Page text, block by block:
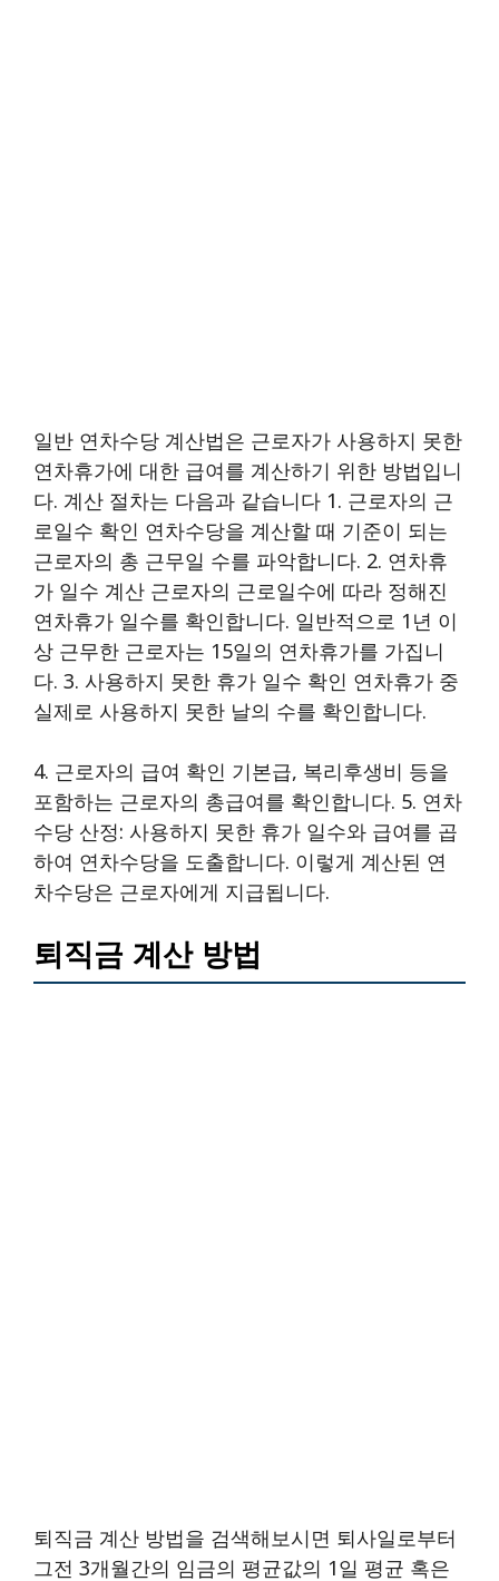
일반 연차수당 계산법은 근로자가 사용하지 못한
연차휴가에 대한 급여를 계산하기 위한 방법입니
다. 계산 절차는 다음과 같습니다 1. 근로자의 근
로일수 확인 연차수당을 계산할 때 기준이 되는
근로자의 총 근무일 수를 파악합니다. 2. 연차휴
가 일수 계산 근로자의 근로일수에 따라 정해진
연차휴가 일수를 확인합니다. 일반적으로 1년 이
상 근무한 근로자는 15일의 연차휴가를 가집니
다. 3. 사용하지 못한 휴가 일수 확인 연차휴가 중
실제로 사용하지 못한 날의 수를 확인합니다.
4. 근로자의 급여 확인 기본급, 복리후생비 등을
포함하는 근로자의 총급여를 확인합니다. 5. 연차
수당 산정: 사용하지 못한 휴가 일수와 급여를 곱
하여 연차수당을 도출합니다. 이렇게 계산된 연
차수당은 근로자에게 지급됩니다.
퇴직금 계산 방법
퇴직금 계산 방법을 검색해보시면 퇴사일로부터
그전 3개월간의 임금의 평균값의 1일 평균 혹은